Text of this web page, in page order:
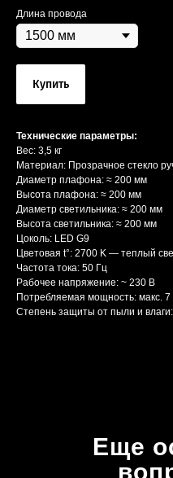
Длина провода
Купить
Технические параметры:
Вес: 3,5 кг
Материал: Прозрачное стекло
Диаметр плафона: ≈ 200 мм
Высота плафона: ≈ 200 мм
Диаметр светильника: ≈ 200 мм
Высота светильника: ≈ 200 мм
Цоколь: LED G9
Цветовая t°: 2700 K — теплый
Частота тока: 50 Гц
Рабочее напряжение: ~ 230 В
Потребляемая мощность: макс. 7
Степень защиты от пыли и
Еще